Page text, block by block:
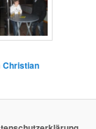
Christian